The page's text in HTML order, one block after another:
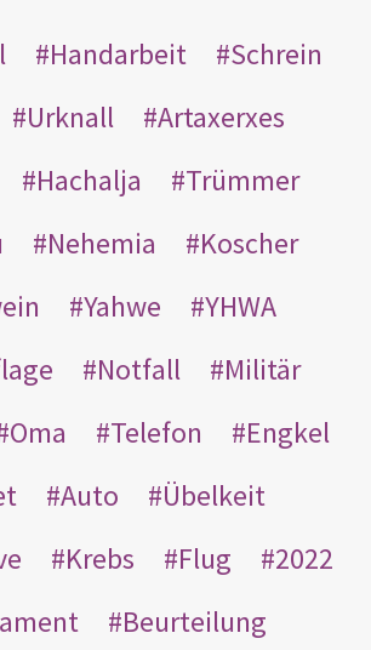
Handarbeit
Schrein
Urknall
Artaxerxes
Hachalja
Trümmer
Nehemia
Koscher
Yahwe
YHWA
Notfall
Militär
Oma Telefon
Engkel
Auto
Übelkeit
Krebs Flug
2022
Beurteilung